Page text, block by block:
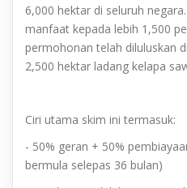
6,000 hektar di seluruh
manfaat kepada lebih 1,500
permohonan telah diluluskan
2,500 hektar ladang kelapa
Ciri utama skim ini termasuk:
- 50% geran + 50%
bermula selepas 36 bulan)